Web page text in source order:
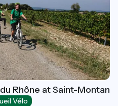
Rhône at Saint-Montan
Vélo